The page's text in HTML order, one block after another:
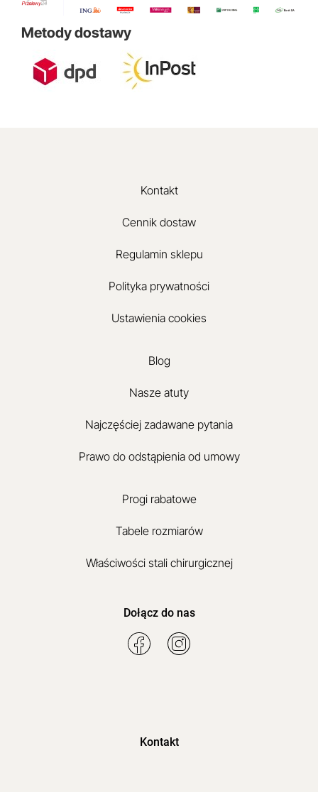
Metody dostawy
Kontakt
Cennik dostaw
Regulamin sklepu
Polityka prywatności
Ustawienia cookies
Blog
Nasze atuty
Najczęściej zadawane pytania
Prawo do odstąpienia od umowy
Progi rabatowe
Tabele rozmiarów
Właściwości stali chirurgicznej
Dołącz do nas
Kontakt